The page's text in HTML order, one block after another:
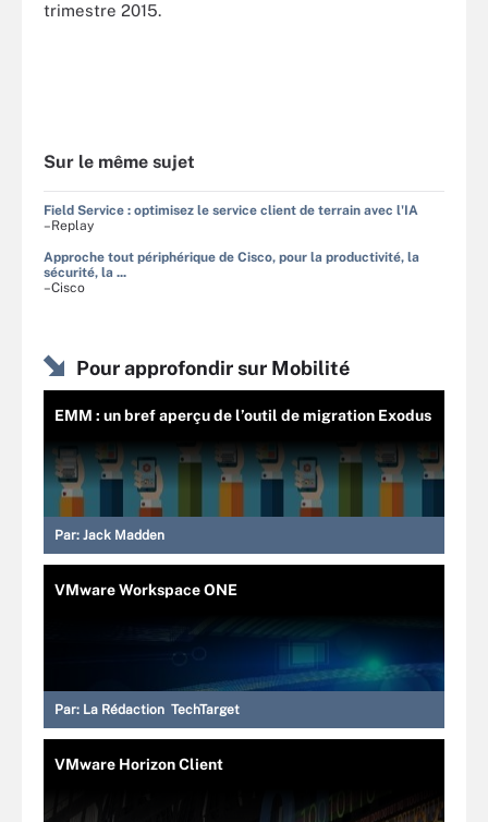
trimestre 2015.
Sur le même sujet
Field Service : optimisez le service client de terrain avec l'IA
–Replay
Approche tout périphérique de Cisco, pour la productivité, la
sécurité, la ...
–Cisco
Pour approfondir sur Mobilité
EMM : un bref aperçu de l’outil de migration Exodus
Par: Jack Madden
VMware Workspace ONE
Par: La Rédaction TechTarget
VMware Horizon Client